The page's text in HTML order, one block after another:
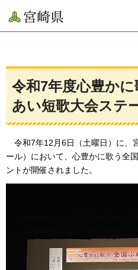
宮崎県
令和7年度心豊か
あい短歌大会ステ
令和7年12月6日（土曜日）に、
ール）において、心豊かに歌う全
ントが開催されました。